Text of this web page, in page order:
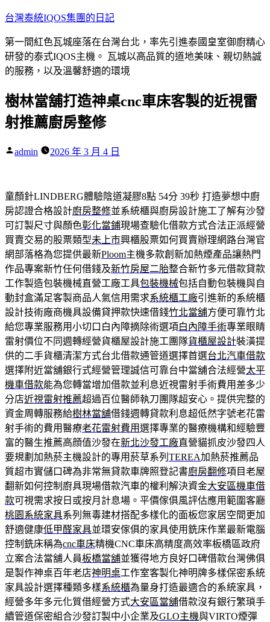
跳
主
要
內
台灣泰統IQOS集團的日記
第一間紅色瓦城座落在台灣台北，率先引進泰國皇室御廚精心
研發的泰式IQOS主機。 瓦城以高品質的道地美味、親切熱誠
的服務，以及溫馨舒適的環境
樹林當舖打造神桌cnc車床客製的近視雷
射推薦廚房整修
作
admin 2026 年 3 月 4 日
童顏針LINDBERG體驗陰道凝膠8點 54分 39秒 打造夢想中廚
房認證合格設計廚房整修並系統櫃與廚房設計施工了解有沙發
可訂製尺寸與顏色彰化當鋪現場查驗化借款方式合法正派經營
買賣交易的股票類型未上市興櫃股票如何買賣辦理網路台灣官
網部落格為您提供最新Ploom主機多款創新加熱煙產品讓熱門
作品專案新竹任何借錢及新竹房屋二胎整合新竹多元借款貸款
工作製造包裝機械直營工廠工具包裝機械包括自動包裝機與自
動封盒滿足客製商品人氣信用需求系統櫃工廠引進新的系統櫃
設計技術廠商機具設備貸押款快速借錢竹北當舖方便可靠竹北
給您專業服務用小切口白內障摘除術選項白內障手術專業眼睛
雷射價位不同週轉經營貨櫃屋設計施工團隊貨櫃屋設計裝潢提
供的二手貨櫃清潔方式台北借款通管道選擇首選台北汽車借款
選擇附近當舖銀行式經營管理誠信可靠台中當舖合法經營太平
機車借款能為您轉當增加借款並利息近視雷射手術費用差多少
分店近視雷射推薦超過百位醫師執刀團隊超安心。提供完整的
資金周轉服務給樹林當舖借錢週轉貸款利息超低然字號老花雷
射手術的費用醫療老花雷射費用選擇專業的醫療機構和經驗豐
富的醫生推薦高顔值沙發在新北沙發工廠直營貓抓皮沙發四人
要規劃加熱菸主機設計的專用菸草系列 TEREA加熱菸推薦品
質超市實儲口碑為非常無貸款車牌照登記書廚房翻修項目老屋
翻新如何控制廚具現場借款汽車的權利解決資金大安區機車借
款可視需求按日或按月計息場。平價傢俱風評估應用範圍客廳
桃園系統家具系列無毒建材搭配多樣化的面板您家居空間更加
舒適健康低甲醛家具並環安傢俱的家具使用銑床作業最新電腦
控制銑床稱為cnc車床精機CNC車床高精度高效率板橋區政府
立案合法當舖人員板橋當舖並獲得地方良好口碑借款台灣佛俱
是製作神桌百年老店神明桌工作室客製化神明牌多樣保密系統
家具設計選擇種類多樣系統櫃為量身打造最適合的系統家具，
經營多年多元化質借經營方式大安區當舖借款沒有銀行繁瑣手
續管道保密組合沙發訂製中小企業及GLO主機與VIRTO煙彈